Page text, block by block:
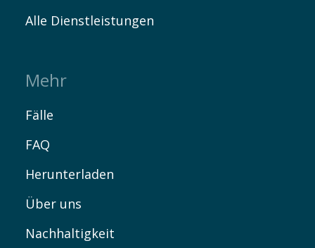
Alle Dienstleistungen
Mehr
Fälle
FAQ
Herunterladen
Über uns
Nachhaltigkeit